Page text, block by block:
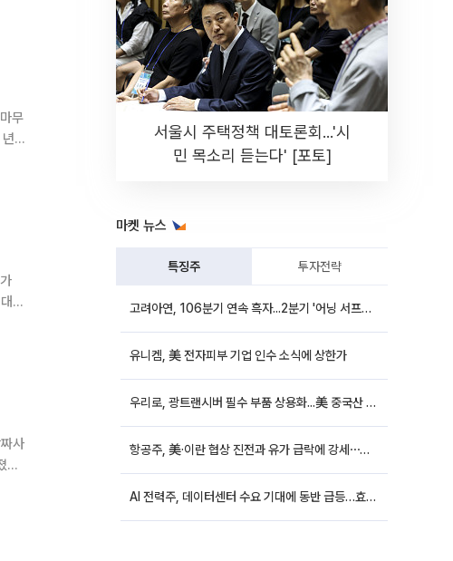
무
출
사
서울시 주택정책 대토론회...'시
민 목소리 듣는다' [포토]
마켓 뉴스
특징주 투자전략
고려아연, 106분기 연속 흑자...2분기 '어닝 서프라이즈'에 장 초반 12%대 강세
유니켐, 美 전자피부 기업 인수 소식에 상한가
우리로, 광트랜시버 필수 부품 상용화...美 중국산 퇴출 추진에 상승세
항공주, 美·이란 협상 진전과 유가 급락에 강세⋯한진칼 8%↑
AI 전력주, 데이터센터 수요 기대에 동반 급등…효성중공업 10%↑